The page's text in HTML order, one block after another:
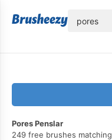
Pores Penslar
249 free brushes matching